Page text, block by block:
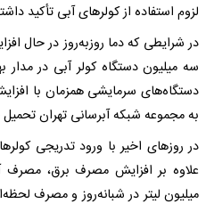
لزوم استفاده از کولرهای آبی تأکید
در شرایطی که دما روزبه‌روز در حال
سه میلیون دستگاه کولر آبی در مدار
دستگاه‌های سرمایشی همزمان با
به مجموعه شبکه آبرسانی تهران
در روزهای اخیر با ورود تدریجی